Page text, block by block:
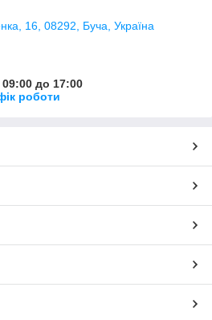
16, 08292, Буча, Україна
до 17:00
роботи